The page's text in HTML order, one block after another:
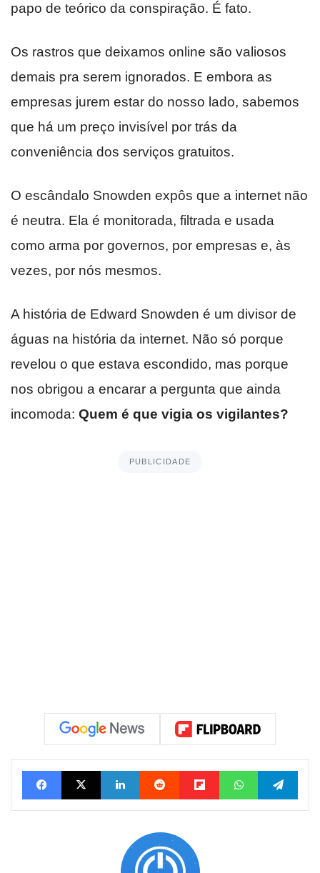
papo de teórico da conspiração. É fato.
Os rastros que deixamos online são valiosos
demais pra serem ignorados. E embora as
empresas jurem estar do nosso lado, sabemos
que há um preço invisível por trás da
conveniência dos serviços gratuitos.
O escândalo Snowden expôs que a internet não
é neutra. Ela é monitorada, filtrada e usada
como arma por governos, por empresas e, às
vezes, por nós mesmos.
A história de Edward Snowden é um divisor de
águas na história da internet. Não só porque
revelou o que estava escondido, mas porque
nos obrigou a encarar a pergunta que ainda
incomoda: Quem é que vigia os vigilantes?
PUBLICIDADE
FacebookX Linkedin Reddit FlipboardWhatsApp